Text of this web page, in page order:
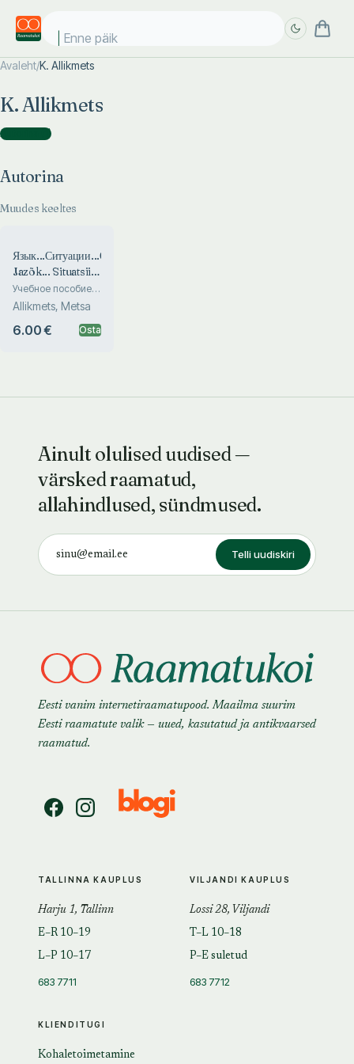
Enne päike
Avaleht/K. Allikmets
K. Allikmets
Autorina )
Autorina
Muudes keeltes
Язык...Ситуации...Общение...
Jazõk... Situatsii...
Obštšenie...
Учебное пособие
по развитию речи
для студентов
эстонских вузов
Allikmets, Metsa
6.00 € Osta
Ainult olulised uudised —
värsked raamatud,
allahindlused, sündmused.
Telli uudiskiri
Eesti vanim internetiraamatupood. Maailma suurim
Eesti raamatute valik — uued, kasutatud ja antikvaarsed
raamatud.
KLIENDITUGI
Kohaletoimetamine
TALLINNA KAUPLUS
Harju 1, Tallinn
E–R 10–19
L–P 10–17
683 7711
VILJANDI KAUPLUS
Lossi 28, Viljandi
T–L 10–18
P–E suletud
683 7712